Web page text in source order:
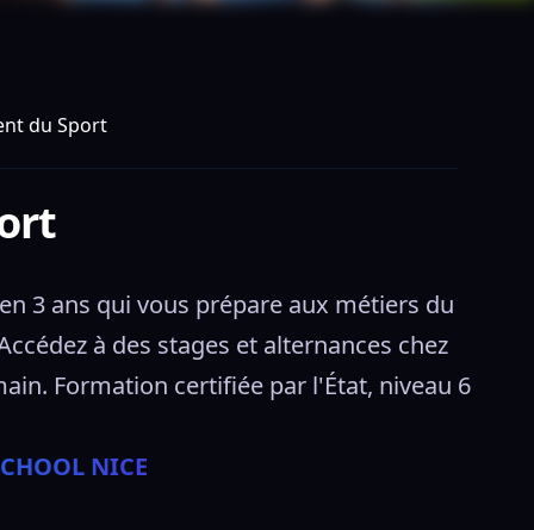
du Sport
3 ans qui vous prépare aux métiers du
à des stages et alternances chez
Formation certifiée par l'État, niveau 6
NICE